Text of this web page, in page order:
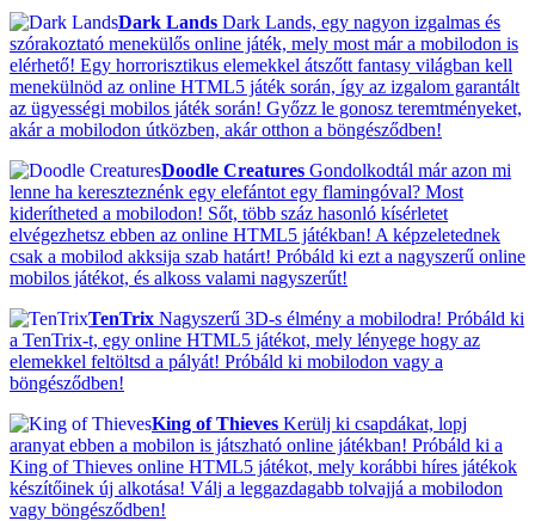
Dark Lands Dark Lands, egy nagyon izgalmas és
szórakoztató menekülős online játék, mely most már a mobilodon is
elérhető! Egy horrorisztikus elemekkel átszőtt fantasy világban kell
menekülnöd az online HTML5 játék során, így az izgalom garantált
az ügyességi mobilos játék során! Győzz le gonosz teremtményeket,
akár a mobilodon útközben, akár otthon a böngésződben!
Doodle Creatures Gondolkodtál már azon mi
lenne ha kereszteznénk egy elefántot egy flamingóval? Most
kiderítheted a mobilodon! Sőt, több száz hasonló kísérletet
elvégezhetsz ebben az online HTML5 játékban! A képzeletednek
csak a mobilod akksija szab határt! Próbáld ki ezt a nagyszerű online
mobilos játékot, és alkoss valami nagyszerűt!
TenTrix Nagyszerű 3D-s élmény a mobilodra! Próbáld ki
a TenTrix-t, egy online HTML5 játékot, mely lényege hogy az
elemekkel feltöltsd a pályát! Próbáld ki mobilodon vagy a
böngésződben!
King of Thieves Kerülj ki csapdákat, lopj
aranyat ebben a mobilon is játszható online játékban! Próbáld ki a
King of Thieves online HTML5 játékot, mely korábbi híres játékok
készítőinek új alkotása! Válj a leggazdagabb tolvajjá a mobilodon
vagy böngésződben!